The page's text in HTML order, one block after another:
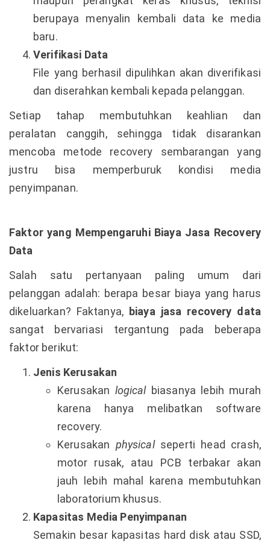
berupaya menyalin kembali data ke media
baru.
Verifikasi Data
File yang berhasil dipulihkan akan diverifikasi
dan diserahkan kembali kepada pelanggan.
Setiap tahap membutuhkan keahlian dan
peralatan canggih, sehingga tidak disarankan
mencoba metode recovery sembarangan yang
justru bisa memperburuk kondisi media
penyimpanan.
Faktor yang Mempengaruhi Biaya Jasa Recovery
Data
Salah satu pertanyaan paling umum dari
pelanggan adalah: berapa besar biaya yang harus
dikeluarkan? Faktanya, biaya jasa recovery data
sangat bervariasi tergantung pada beberapa
faktor berikut:
Jenis Kerusakan
Kerusakan logicalbiasanya lebih murah
karena hanya melibatkan software
recovery.
Kerusakan physicalseperti head crash,
motor rusak, atau PCB terbakar akan
jauh lebih mahal karena membutuhkan
laboratorium khusus.
Kapasitas Media Penyimpanan
Semakin besar kapasitas hard disk atau SSD,